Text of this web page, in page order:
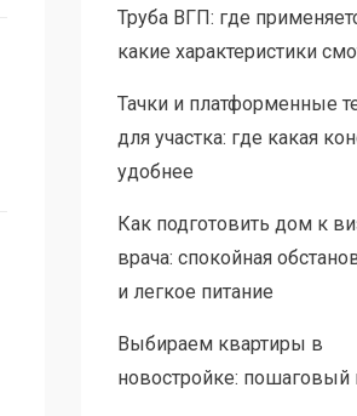
Труба ВГП: где
какие характеристики
Тачки и платформенные
для участка: где какая
удобнее
Как подготовить дом к
врача: спокойная
и легкое питание
Выбираем квартиры в
новостройке: пошаговый